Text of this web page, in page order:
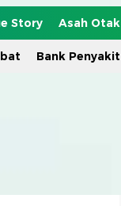
Story Asah Otak
Bank Penyakit